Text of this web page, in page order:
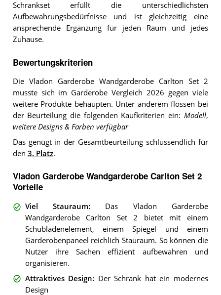
Schrankset erfüllt die unterschiedlichsten
Aufbewahrungsbedürfnisse und ist gleichzeitig eine
ansprechende Ergänzung für jeden Raum und jedes
Zuhause.
Bewertungskriterien
Die Vladon Garderobe Wandgarderobe Carlton Set 2
musste sich im Garderobe Vergleich 2026 gegen viele
weitere Produkte behaupten. Unter anderem flossen bei
der Beurteilung die folgenden Kaufkriterien ein: Modell,
weitere Designs & Farben verfügbar
Das genügt in der Gesamtbeurteilung schlussendlich für
den 3. Platz.
Vladon Garderobe Wandgarderobe Carlton Set 2
Vorteile
Viel Stauraum: Das Vladon Garderobe
Wandgarderobe Carlton Set 2 bietet mit einem
Schubladenelement, einem Spiegel und einem
Garderobenpaneel reichlich Stauraum. So können die
Nutzer ihre Sachen effizient aufbewahren und
organisieren.
Attraktives Design: Der Schrank hat ein modernes
Design